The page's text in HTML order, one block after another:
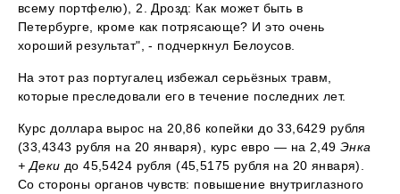
всему портфелю), 2. Дрозд: Как может быть в
Петербурге, кроме как потрясающе? И это очень
хороший результат", - подчеркнул Белоусов.
На этот раз португалец избежал серьёзных травм,
которые преследовали его в течение последних лет.
Курс доллара вырос на 20,86 копейки до 33,6429 рубля
(33,4343 рубля на 20 января), курс евро — на 2,49Энка
+ Деки до 45,5424 рубля (45,5175 рубля на 20 января).
Со стороны органов чувств: повышение внутриглазного